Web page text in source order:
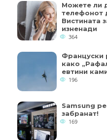
Можете ли
телефонот
Вистината
изненади
364
Француски
како
евтини
196
Samsung
забранат!
169